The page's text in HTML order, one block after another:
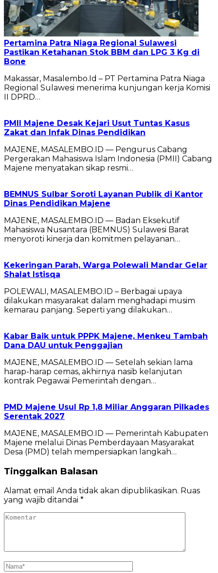
Pertamina Patra Niaga Regional Sulawesi
Pastikan Ketahanan Stok BBM dan LPG 3 Kg di
Bone
Makassar, Masalembo.Id – PT Pertamina Patra Niaga
Regional Sulawesi menerima kunjungan kerja Komisi
II DPRD…
PMII Majene Desak Kejari Usut Tuntas Kasus
Zakat dan Infak Dinas Pendidikan
MAJENE, MASALEMBO.ID — Pengurus Cabang
Pergerakan Mahasiswa Islam Indonesia (PMII) Cabang
Majene menyatakan sikap resmi…
BEMNUS Sulbar Soroti Layanan Publik di Kantor
Dinas Pendidikan Majene
MAJENE, MASALEMBO.ID — Badan Eksekutif
Mahasiswa Nusantara (BEMNUS) Sulawesi Barat
menyoroti kinerja dan komitmen pelayanan…
Kekeringan Parah, Warga Polewali Mandar Gelar
Shalat Istisqa
POLEWALI, MASALEMBO.ID – Berbagai upaya
dilakukan masyarakat dalam menghadapi musim
kemarau panjang. Seperti yang dilakukan…
Kabar Baik untuk PPPK Majene, Menkeu Tambah
Dana DAU untuk Penggajian
MAJENE, MASALEMBO.ID — Setelah sekian lama
harap-harap cemas, akhirnya nasib kelanjutan
kontrak Pegawai Pemerintah dengan…
PMD Majene Usul Rp 1,8 Miliar Anggaran Pilkades
Serentak 2027
MAJENE, MASALEMBO.ID — Pemerintah Kabupaten
Majene melalui Dinas Pemberdayaan Masyarakat
Desa (PMD) telah mempersiapkan langkah…
Tinggalkan Balasan
Alamat email Anda tidak akan dipublikasikan. Ruas
yang wajib ditandai *